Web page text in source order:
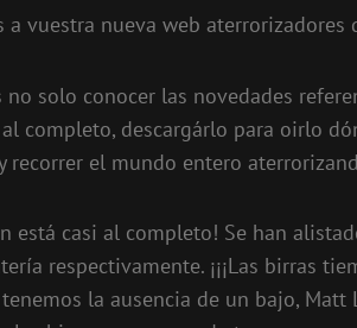
a vuestra nueva web aterrorizadores
solo conocer las novedades
completo, descargárlo para oirlo
recorrer el mundo entero
está casi al completo! Se han
respectivamente. ¡¡¡Las birras
la ausencia de un bajo,